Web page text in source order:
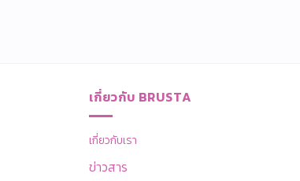
เกี่ยวกับ BRUSTA
เกี่ยวกับเรา
ข่าวสาร